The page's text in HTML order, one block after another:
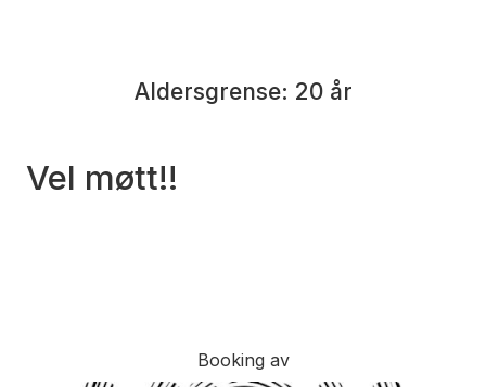
Aldersgrense: 20 år
Vel møtt!!
Booking av